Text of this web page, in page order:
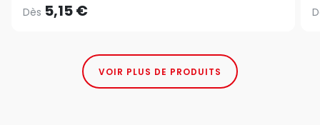
Dès 5,15 €
VOIR PLUS DE PRODUITS